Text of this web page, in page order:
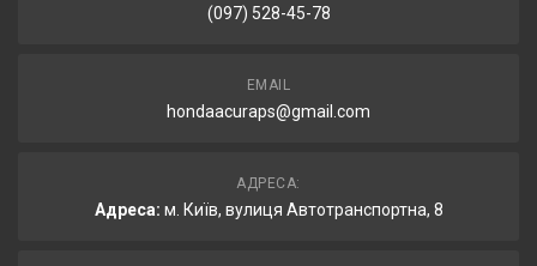
(097) 528-45-78
EMAIL
hondaacuraps@gmail.com
АДРЕСА:
Адреса: м. Київ, вулиця Автотранспортна, 8